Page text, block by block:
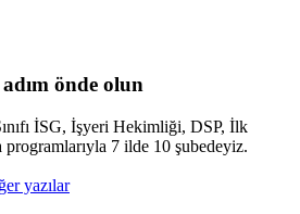
önde olun
İSG, İşyeri Hekimliği, DSP, İlk
7 ilde 10 şubedeyiz.
yazılar